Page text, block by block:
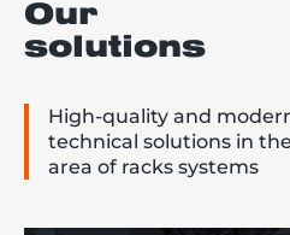
Our
solutions
High-quality and
technical solutions in the
area of racks systems